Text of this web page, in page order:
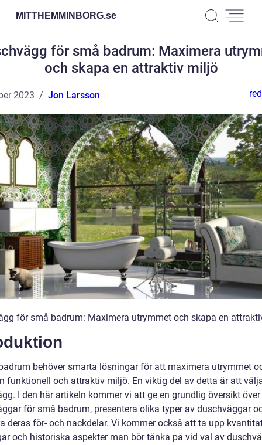
MITTHEMMINBORG.se
för små badrum: Maximera
och skapa en attraktiv miljö
2023 Jon Larsson
för små badrum: Maximera utrymmet och skapa en
behöver smarta lösningar för att maximera utrymmet
funktionell och attraktiv miljö. En viktig del av detta är att
I den här artikeln kommer vi att ge en grundlig översikt över
för små badrum, presentera olika typer av duschväggar
deras för- och nackdelar. Vi kommer också att ta upp
och historiska aspekter man bör tänka på vid val av